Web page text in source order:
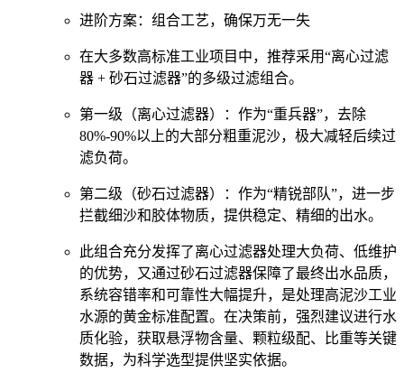
进阶方案：组合工艺，确保万无一失
在大多数高标准工业项目中，推荐采用“离心过滤
器 + 砂石过滤器”的多级过滤组合。
第一级（离心过滤器）：作为“重兵器”，去除
80%-90%以上的大部分粗重泥沙，极大减轻后续过
滤负荷。
第二级（砂石过滤器）：作为“精锐部队”，进一步
拦截细沙和胶体物质，提供稳定、精细的出水。
此组合充分发挥了离心过滤器处理大负荷、低维护
的优势，又通过砂石过滤器保障了最终出水品质，
系统容错率和可靠性大幅提升，是处理高泥沙工业
水源的黄金标准配置。在决策前，强烈建议进行水
质化验，获取悬浮物含量、颗粒级配、比重等关键
数据，为科学选型提供坚实依据。